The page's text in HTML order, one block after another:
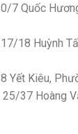
7 Quốc
18 Huỳnh
Yết Kiêu,
25/37 Hoàng